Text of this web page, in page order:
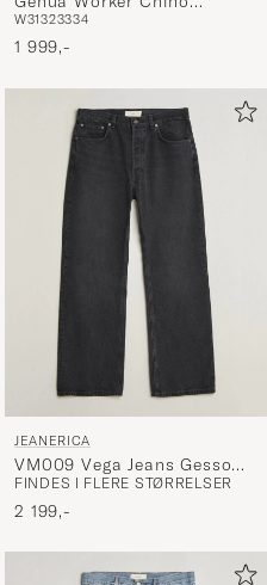
Chevron Anthracite
W31323334
1 999,-
JEANERICA
VM009 Vega Jeans Gesso
Black
FINDES I FLERE STØRRELSER
2 199,-